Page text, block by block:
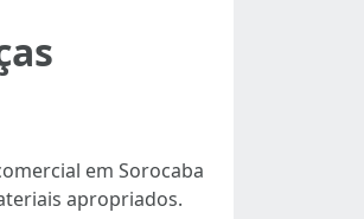
em Sorocaba
apropriados.